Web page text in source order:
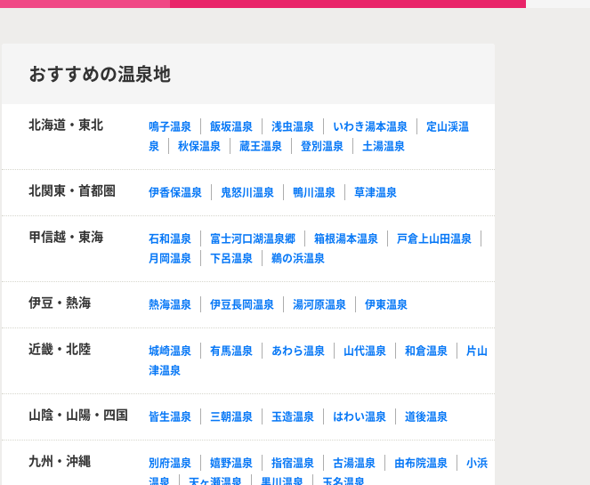
おすすめの温泉地
北海道・東北 鳴子温泉 飯坂温泉 浅虫温泉 いわき湯本温泉
定山渓温
泉
秋保温泉 蔵王温泉 登別温泉 土湯温泉
北関東・首都圏 伊香保温泉 鬼怒川温泉 鴨川温泉 草津温泉
甲信越・東海 石和温泉 富士河口湖温泉郷 箱根湯本温泉
戸倉上山田温泉
月岡温泉
下呂温泉 鵜の浜温泉
伊豆・熱海 熱海温泉 伊豆長岡温泉 湯河原温泉 伊東温泉
近畿・北陸 城崎温泉 有馬温泉 あわら温泉 山代温泉 和倉温泉
片山
津温泉
山陰・山陽・四国 皆生温泉 三朝温泉 玉造温泉 はわい温泉 道後温泉
九州・沖縄 別府温泉 嬉野温泉 指宿温泉 古湯温泉 由布院温泉
小浜